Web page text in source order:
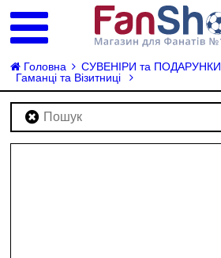
Головна
СУВЕНІРИ та ПОДАРУНКИ
Гаманці та Візитниці